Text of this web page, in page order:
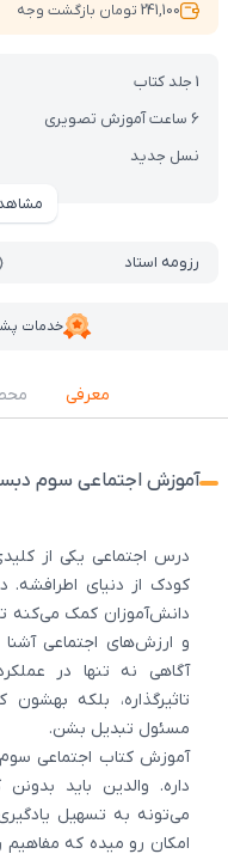
1 جلد کتاب
6 ساعت آموزش تصویری
نسل جدید
رزومه استاد
خدمات
241,100 تومان بازگشت وجه
معرفی
آموزش اجتماعی سوم
درس اجتماعی یکی از
کودک از دنیای
دانش‌آموزان کمک می‌کنه
و ارزش‌های اجتماعی
آگاهی نه تنها در
تاثیرگذاره، بلکه
مسئول تبدیل بشن.
آموزش کتاب اجتماعی
داره. والدین باید
می‌تونه به تسهیل
امکان رو میده که